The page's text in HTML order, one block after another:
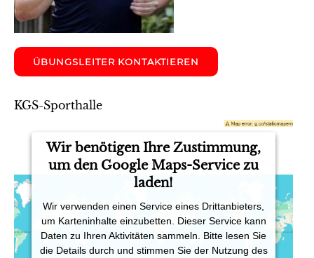
ÜBUNGSLEITER KONTAKTIEREN
KGS-Sporthalle
Wir benötigen Ihre Zustimmung,
um den Google Maps-Service zu
laden!
Wir verwenden einen Service eines Drittanbieters,
um Karteninhalte einzubetten. Dieser Service kann
Daten zu Ihren Aktivitäten sammeln. Bitte lesen Sie
die Details durch und stimmen Sie der Nutzung des